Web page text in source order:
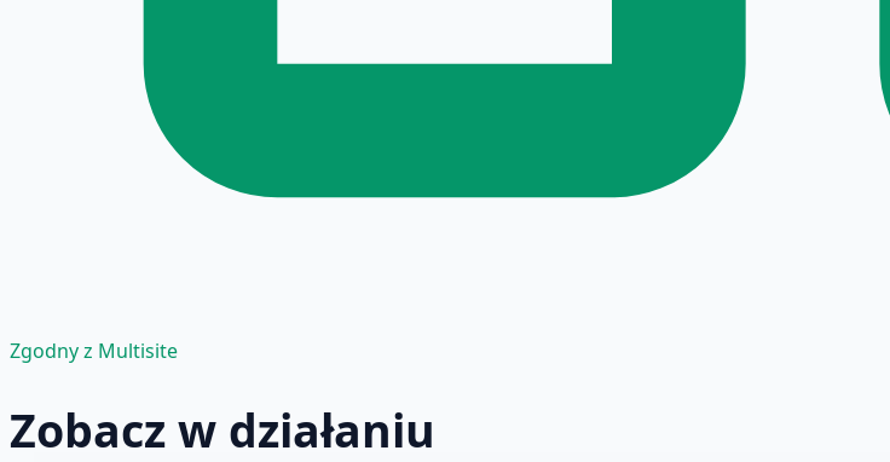
Zgodny z Multisite
Zobacz w działaniu